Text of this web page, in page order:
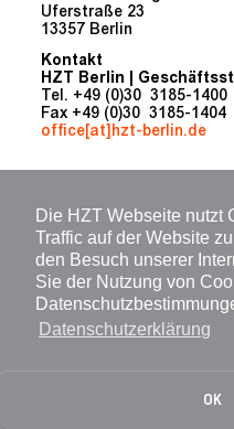
Die HZT Webseite nutzt
Traffic auf der Website
den Besuch unserer
Sie der Nutzung von
Datenschutzerklärung
OK
Uferstraße 23
13357 Berlin
Kontakt
HZT Berlin |
Tel. +49 (0)30 3185-1400
Fax +49 (0)30 3185-1404
office[at]hzt-berlin.de